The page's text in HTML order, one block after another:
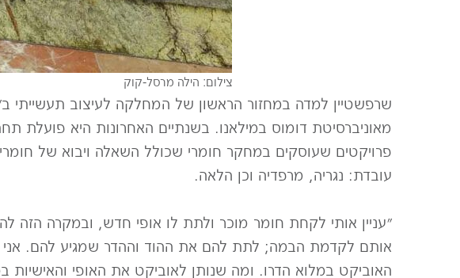
צילום: הילה מרסל-קוק
שרפשטיין למדה במחזור הראשון של המחלקה לעיצוב
פרויקטים שעוסקים במחקר חומרי שכולל השאלה ויבוא של
עובדת: נגריה, מרפדיה וכן הלאה.
״עניין אותי לקחת חומר מוכר ולתת לו אופי חדש, ובמקרה
אותם לקדמת הבמה; לתת להם את ההוד וההדר שמגיע להם.
האוביקט במלוא הדרו. ומה שנותן לאוביקט את האופי